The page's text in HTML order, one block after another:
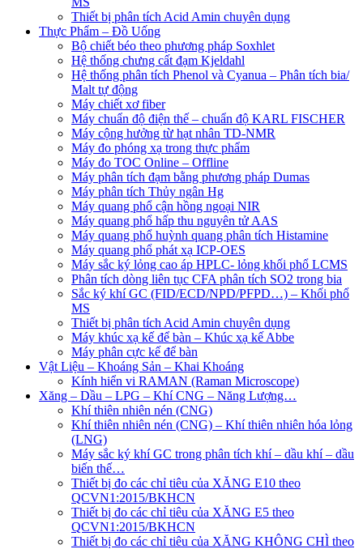
Thiết bị phân tích Acid Amin chuyên dụng
Thực Phẩm – Đồ Uống
Bộ chiết béo theo phương pháp Soxhlet
Hệ thống chưng cất đạm Kjeldahl
Hệ thống phân tích Phenol và Cyanua – Phân tích bia/
Malt tự động
Máy chiết xơ fiber
Máy chuẩn độ điện thế – chuẩn độ KARL FISCHER
Máy cộng hưởng từ hạt nhân TD-NMR
Máy đo phóng xạ trong thực phẩm
Máy đo TOC Online – Offline
Máy phân tích đạm bằng phương pháp Dumas
Máy phân tích Thủy ngân Hg
Máy quang phổ cận hồng ngoại NIR
Máy quang phổ hấp thu nguyên tử AAS
Máy quang phổ huỳnh quang phân tích Histamine
Máy quang phổ phát xạ ICP-OES
Máy sắc ký lỏng cao áp HPLC- lỏng khối phổ LCMS
Phân tích dòng liên tục CFA phân tích SO2 trong bia
Sắc ký khí GC (FID/ECD/NPD/PFPD…) – Khối phổ
MS
Thiết bị phân tích Acid Amin chuyên dụng
Máy khúc xạ kế để bàn – Khúc xạ kế Abbe
Máy phân cực kế để bàn
Vật Liệu – Khoáng Sản – Khai Khoáng
Kính hiển vi RAMAN (Raman Microscope)
Xăng – Dầu – LPG – Khí CNG – Năng Lượng…
Khí thiên nhiên nén (CNG)
Khí thiên nhiên nén (CNG) – Khí thiên nhiên hóa lỏng
(LNG)
Máy sắc ký khí GC trong phân tích khí – dầu khí – dầu
biến thế…
Thiết bị đo các chỉ tiêu của XĂNG E10 theo
QCVN1:2015/BKHCN
Thiết bị đo các chỉ tiêu của XĂNG E5 theo
QCVN1:2015/BKHCN
Thiết bị đo các chỉ tiêu của XĂNG KHÔNG CHÌ theo